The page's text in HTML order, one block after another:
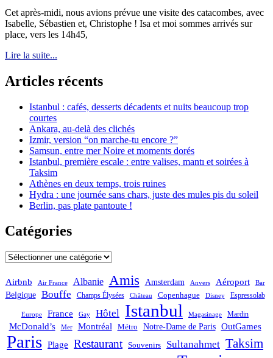
Cet après-midi, nous avions prévue une visite des catacombes, avec
Isabelle, Sébastien et, Christophe ! Isa et moi sommes arrivés sur
place, vers les 14h45,
Lire la suite...
Articles récents
Istanbul : cafés, desserts décadents et nuits beaucoup trop
courtes
Ankara, au-delà des clichés
Izmir, version “on marche-tu encore ?”
Samsun, entre mer Noire et moments dorés
Istanbul, première escale : entre valises, mantı et soirées à
Taksim
Athènes en deux temps, trois ruines
Hydra : une journée sans chars, juste des mules pis du soleil
Berlin, pas plate pantoute !
Catégories
Catégories
Airbnb Air France Albanie Amis Amsterdam Anvers Aéroport Bar
Belgique Bouffe Champs Élysées Château Copenhague Disney Espressolab
Europe France Gay Hôtel Istanbul Magasinage Mardin
McDonald’s Mer Montréal Métro Notre-Dame de Paris OutGames
Paris Plage Restaurant Souvenirs Sultanahmet Taksim